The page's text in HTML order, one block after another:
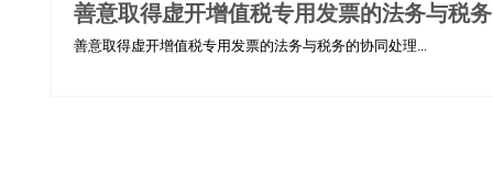
善意取得虚开增值税专用发票的法务与税
善意取得虚开增值税专用发票的法务与税务的协同处理...